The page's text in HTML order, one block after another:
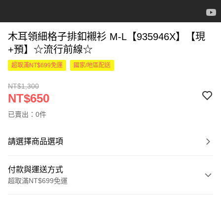
木耳領細格子排釦襯衫 M-L【935946X】【現
+預】☆流行前線☆
超取滿NT$699免運 國家/地區配送
NT$1,300
NT$650
已賣出：0件
請選擇商品選項
付款與運送方式
超取滿NT$699免運